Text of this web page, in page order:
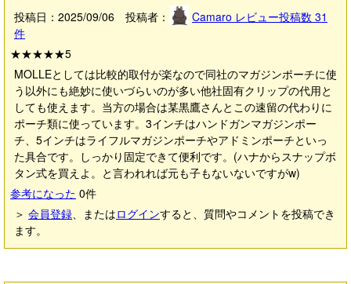
投稿日：2025/09/06 投稿者：
Camaro レビュー投稿数 31
件
★★★★★5
MOLLEとしては比較的取付が楽なので同社のマガジンポーチに使
う以外にも絶妙に使いづらいのが多い他社固有クリップの代用と
しても使えます。当方の場合は某黒鷹さんとこの速留の代わりに
ポーチ類に使っています。3インチはハンドガンマガジンポー
チ、5インチはライフルマガジンポーチやアドミンポーチといっ
た具合です。しっかり固定できて便利です。(ハナからスナップボ
タン式を買えよ。と言われれば元も子もないないですがw)
参考になった 0件
＞ 会員登録、またはログインすると、質問やコメントを投稿でき
ます。